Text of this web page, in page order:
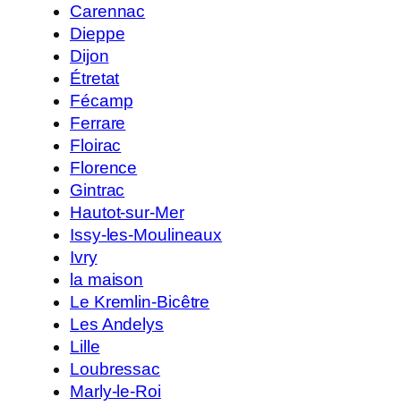
Carennac
Dieppe
Dijon
Étretat
Fécamp
Ferrare
Floirac
Florence
Gintrac
Hautot-sur-Mer
Issy-les-Moulineaux
Ivry
la maison
Le Kremlin-Bicêtre
Les Andelys
Lille
Loubressac
Marly-le-Roi